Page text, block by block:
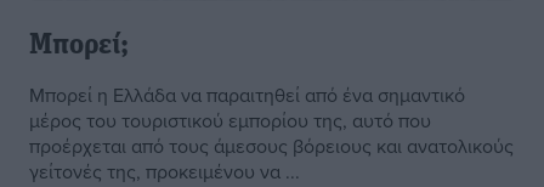
Μπορεί;
Μπορεί η Ελλάδα να παραιτηθεί από ένα σημαντικό
μέρος του τουριστικού εμπορίου της, αυτό που
προέρχεται από τους άμεσους βόρειους και ανατολικούς
γείτονές της, προκειμένου να ...